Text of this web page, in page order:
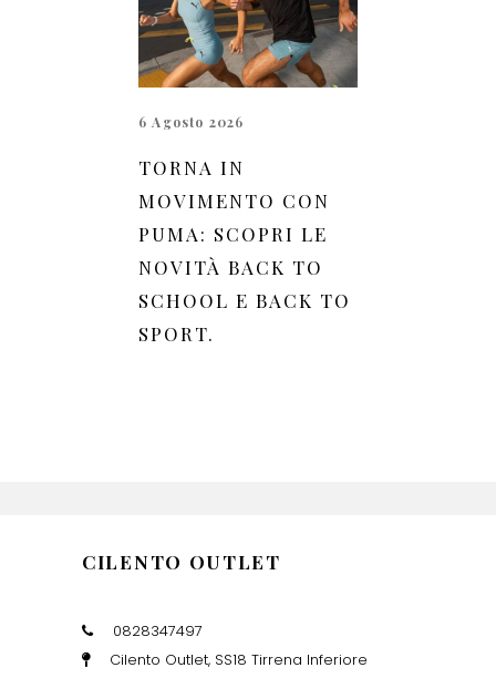
6 Agosto 2026
TORNA IN
MOVIMENTO CON
PUMA: SCOPRI LE
NOVITÀ BACK TO
SCHOOL E BACK TO
SPORT.
CILENTO OUTLET
0828347497
Cilento Outlet, SS18 Tirrena Inferiore